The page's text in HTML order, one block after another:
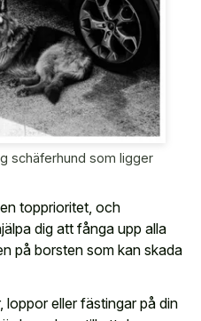
schäferhund som ligger
topprioritet, och
dig att fånga upp alla
på borsten som kan skada
loppor eller fästingar på din